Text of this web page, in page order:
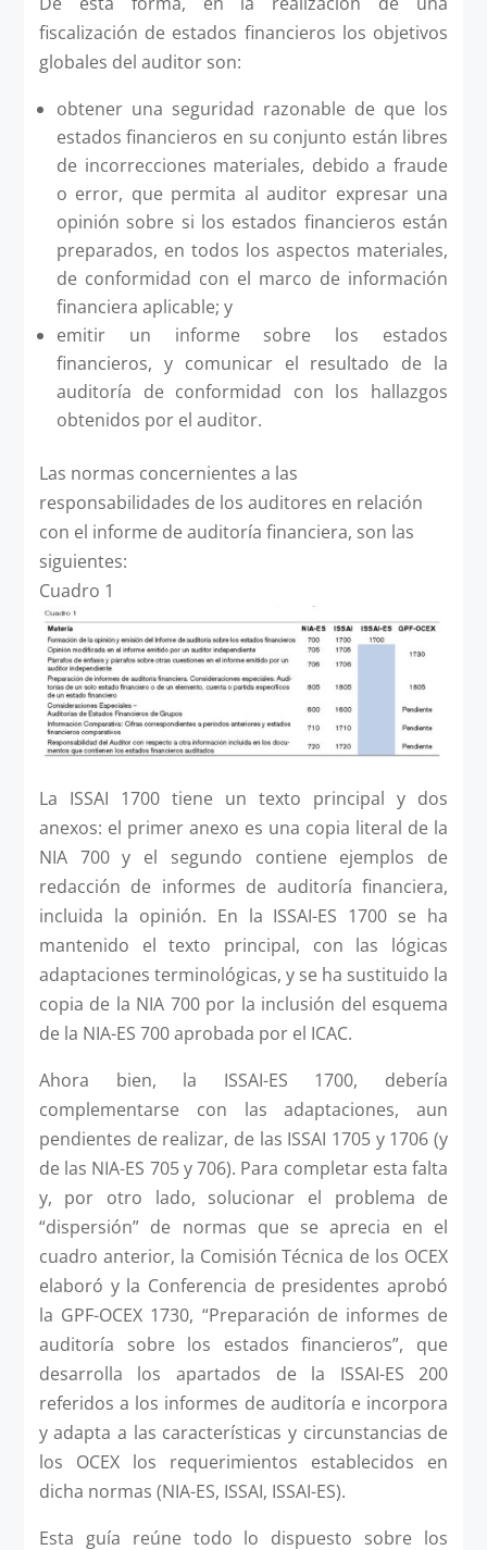
fiscalización de estados financieros los objetivos
globales del auditor son:
obtener una seguridad razonable de que los
estados financieros en su conjunto están libres
de incorrecciones materiales, debido a fraude
o error, que permita al auditor expresar una
opinión sobre si los estados financieros están
preparados, en todos los aspectos materiales,
de conformidad con el marco de información
financiera aplicable; y
emitir un informe sobre los estados
financieros, y comunicar el resultado de la
auditoría de conformidad con los hallazgos
obtenidos por el auditor.
Las normas concernientes a las
responsabilidades de los auditores en relación
con el informe de auditoría financiera, son las
siguientes:
Cuadro 1
La ISSAI 1700 tiene un texto principal y dos
anexos: el primer anexo es una copia literal de la
NIA 700 y el segundo contiene ejemplos de
redacción de informes de auditoría financiera,
incluida la opinión. En la ISSAI-ES 1700 se ha
mantenido el texto principal, con las lógicas
adaptaciones terminológicas, y se ha sustituido la
copia de la NIA 700 por la inclusión del esquema
de la NIA-ES 700 aprobada por el ICAC.
Ahora bien, la ISSAI-ES 1700, debería
complementarse con las adaptaciones, aun
pendientes de realizar, de las ISSAI 1705 y 1706 (y
de las NIA-ES 705 y 706). Para completar esta falta
y, por otro lado, solucionar el problema de
“dispersión” de normas que se aprecia en el
cuadro anterior, la Comisión Técnica de los OCEX
elaboró y la Conferencia de presidentes aprobó
la GPF-OCEX 1730, “Preparación de informes de
auditoría sobre los estados financieros”, que
desarrolla los apartados de la ISSAI-ES 200
referidos a los informes de auditoría e incorpora
y adapta a las características y circunstancias de
los OCEX los requerimientos establecidos en
dicha normas (NIA-ES, ISSAI, ISSAI-ES).
Esta guía reúne todo lo dispuesto sobre los